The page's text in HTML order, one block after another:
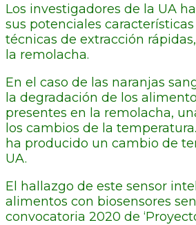
Los investigadores de la UA
sus potenciales
técnicas de extracción
la remolacha.
En el caso de las naranjas
la degradación de los
presentes en la remolacha,
los cambios de la
ha producido un cambio de
UA.
El hallazgo de este sensor
alimentos con biosensores
convocatoria 2020 de